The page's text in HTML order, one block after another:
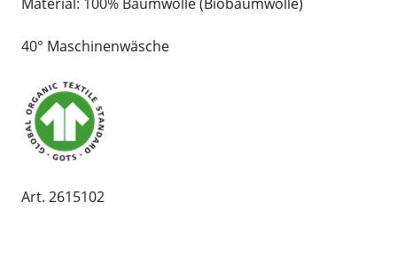
40° Maschinenwäsche
Art. 2615102